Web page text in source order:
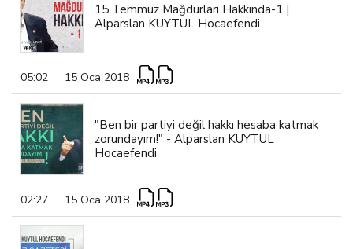
15 Temmuz Mağdurları Hakkında-1 |
Alparslan KUYTUL Hocaefendi
05:02 15 Oca 2018
"Ben bir partiyi değil hakkı hesaba katmak
zorundayım!" - Alparslan KUYTUL
Hocaefendi
02:27 15 Oca 2018